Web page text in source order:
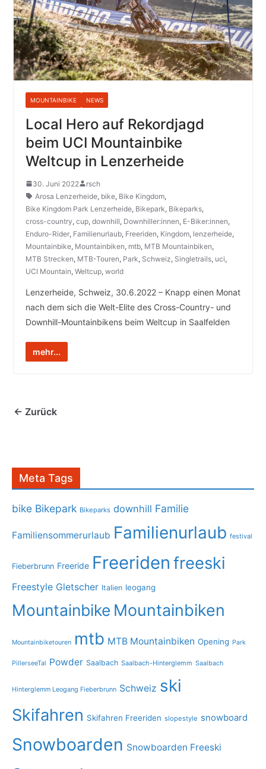
MOUNTAINBIKE NEWS
Local Hero auf Rekordjagd
beim UCI Mountainbike
Weltcup in Lenzerheide
30. Juni 2022
rsch
Arosa Lenzerheide, bike, Bike Kingdom,
Bike Kingdom Park Lenzerheide, Bikepark, Bikeparks,
cross-country, cup, downhill, Downhiller:innen, E-Biker:innen,
Enduro-Rider, Familienurlaub, Freeriden, Kingdom, lenzerheide,
Mountainbike, Mountainbiken, mtb, MTB Mountainbiken,
MTB Strecken, MTB-Touren, Park, Schweiz, Singletrails, uci,
UCI Mountain, Weltcup, world
Lenzerheide, Schweiz, 30.6.2022 – Knapp einen Monat
nach dem sich die Welt-Elite des Cross-Country- und
Downhill-Mountainbikens beim Weltcup in Saalfelden
mehr...
← Zurück
Meta Tags
bike Bikepark Bikeparks downhill Familie
Familiensommerurlaub Familienurlaub festival
Fieberbrunn Freeride Freeriden freeski
Freestyle Gletscher Italien leogang
Mountainbike Mountainbiken
Mountainbiketouren mtb MTB Mountainbiken Opening Park
PillerseeTal Powder Saalbach Saalbach-Hinterglemm Saalbach
Hinterglemm Leogang Fieberbrunn Schweiz ski
Skifahren Skifahren Freeriden slopestyle snowboard
Snowboarden Snowboarden Freeski